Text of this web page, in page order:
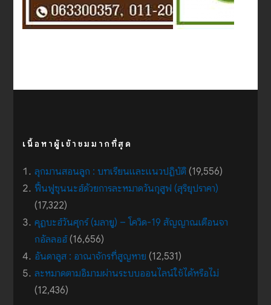
เนื้อหาผู้เข้าชมมากที่สุด
ลุกมานสอนลูก : บทเรียนและแนวปฏิบัติ (19,556)
ฟื้นฟูซุนนะฮ์ด้วยการละหมาดวันกุสูฟ (สุริยุปราคา)
(17,322)
คุฏบะฮ์วันศุกร์ (มลายู) – โควิด-19 สัญญาณเตือนจา
กอัลลอฮ์ (16,656)
อันดาลูส : อาณาจักรที่สูญหาย (12,531)
ละหมาดตามอิมามผ่านระบบออนไลน์ใช้ได้หรือไม่
(12,436)